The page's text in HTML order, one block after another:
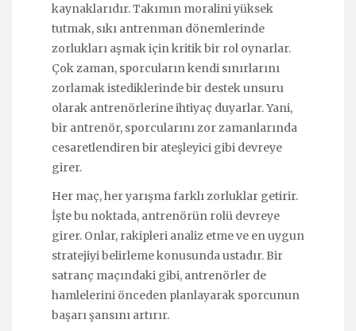
kaynaklarıdır. Takımın moralini yüksek
tutmak, sıkı antrenman dönemlerinde
zorlukları aşmak için kritik bir rol oynarlar.
Çok zaman, sporcuların kendi sınırlarını
zorlamak istediklerinde bir destek unsuru
olarak antrenörlerine ihtiyaç duyarlar. Yani,
bir antrenör, sporcularını zor zamanlarında
cesaretlendiren bir ateşleyici gibi devreye
girer.
Her maç, her yarışma farklı zorluklar getirir.
İşte bu noktada, antrenörün rolü devreye
girer. Onlar, rakipleri analiz etme ve en uygun
stratejiyi belirleme konusunda ustadır. Bir
satranç maçındaki gibi, antrenörler de
hamlelerini önceden planlayarak sporcunun
başarı şansını artırır.